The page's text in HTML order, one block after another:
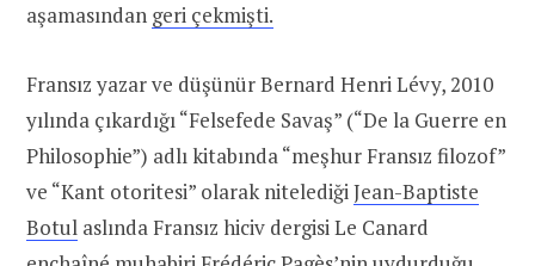
aşamasından geri çekmişti.
Fransız yazar ve düşünür Bernard Henri Lévy, 2010
yılında çıkardığı “Felsefede Savaş” (“De la Guerre en
Philosophie”) adlı kitabında “meşhur Fransız filozof”
ve “Kant otoritesi” olarak nitelediğiJean-Baptiste
Botul aslında Fransız hiciv dergisi Le Canard